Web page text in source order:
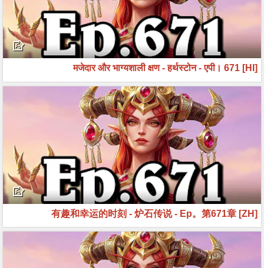
[HI] मजेदार और भाग्यशाली क्षण - हर्थस्टोन - एपी। 671
[ZH] 有趣和幸运的时刻 - 炉石传说 - Ep。第671章